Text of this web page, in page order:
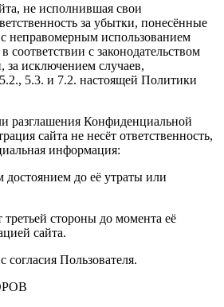
не исполнившая свои
за убытки, понесённые
неправомерным использованием
соответствии с законодательством
исключением случаев,
5.3. и 7.2. настоящей Политики
разглашения Конфиденциальной
сайта не несёт ответственность,
информация:
до её утраты или
стороны до момента её
сайта.
согласия Пользователя.